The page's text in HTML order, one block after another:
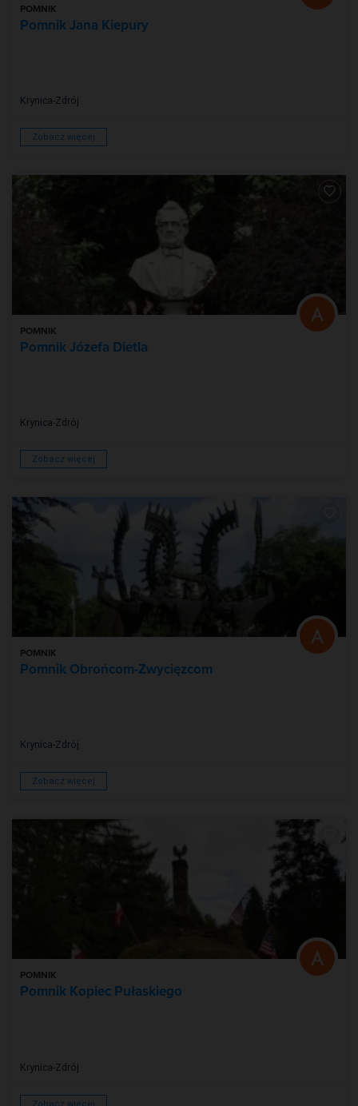
POMNIK
Pomnik Jana Kiepury
Krynica-Zdrój
Zobacz więcej
POMNIK
Pomnik Józefa Dietla
Krynica-Zdrój
Zobacz więcej
POMNIK
Pomnik Obrońcom-Zwycięzcom
Krynica-Zdrój
Zobacz więcej
POMNIK
Pomnik Kopiec Pułaskiego
Krynica-Zdrój
Zobacz więcej